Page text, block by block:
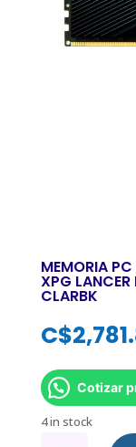
MEMORIA
XPG
CLARBK
C$
Cotizar
4 in stock